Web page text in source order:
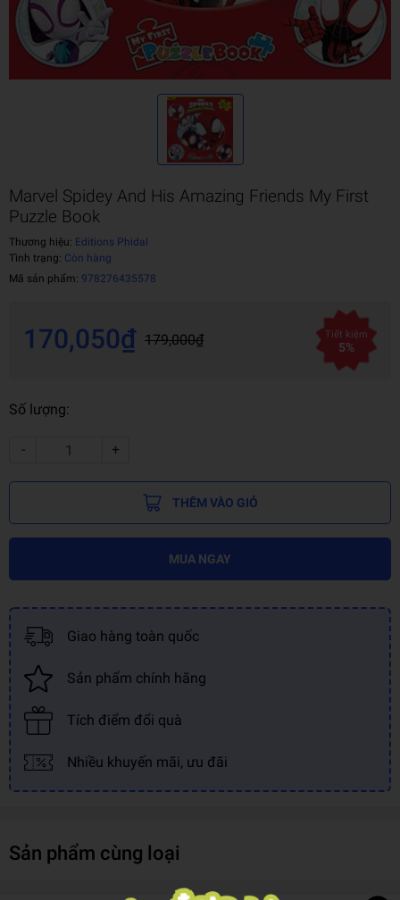
Marvel Spidey And His Amazing Friends My First
Puzzle Book
Thương hiệu: Editions Phidal
Tình trạng: Còn hàng
Mã sản phẩm: 978276435578
170,050₫ 179,000₫ Tiết kiệm
5%
Số lượng:
- +
THÊM VÀO GIỎ
MUA NGAY
Giao hàng toàn quốc
Sản phẩm chính hãng
Tích điểm đổi quà
Nhiều khuyến mãi, ưu đãi
Sản phẩm cùng loại